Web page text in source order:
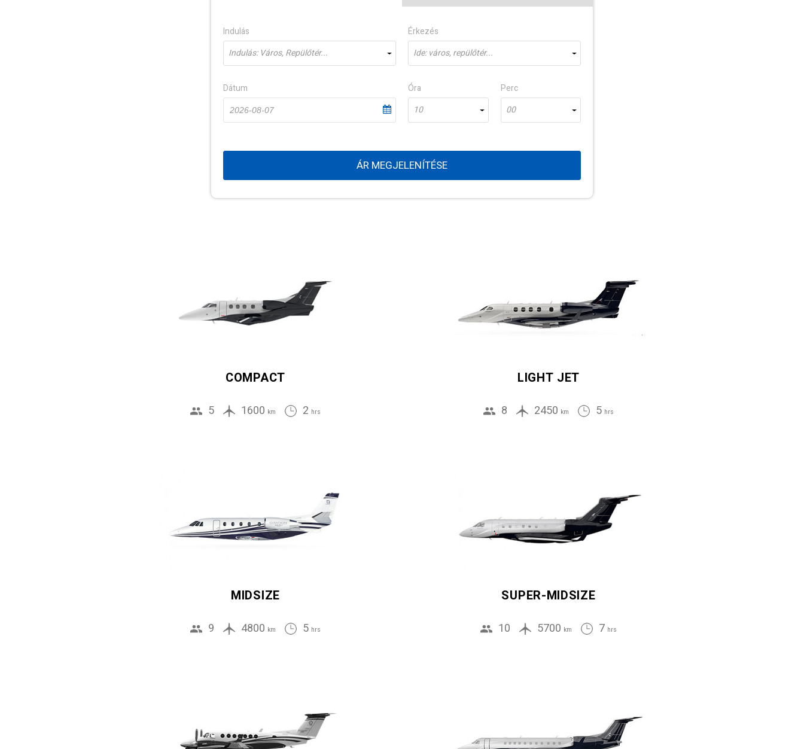
Indulás
Indulás: Város, Repülőtér...
Érkezés
Ide: város, repülőtér...
Dátum
Óra
10
Perc
00
ÁR MEGJELENÍTÉSE
COMPACT
5 1600 km 2 hrs
LIGHT JET
8 2450 km 5 hrs
MIDSIZE
9 4800 km 5 hrs
SUPER-MIDSIZE
10 5700 km 7 hrs